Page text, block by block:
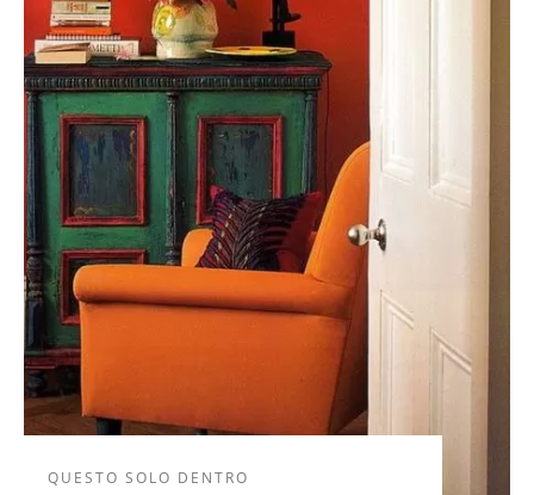
QUESTO SOLO DENTRO